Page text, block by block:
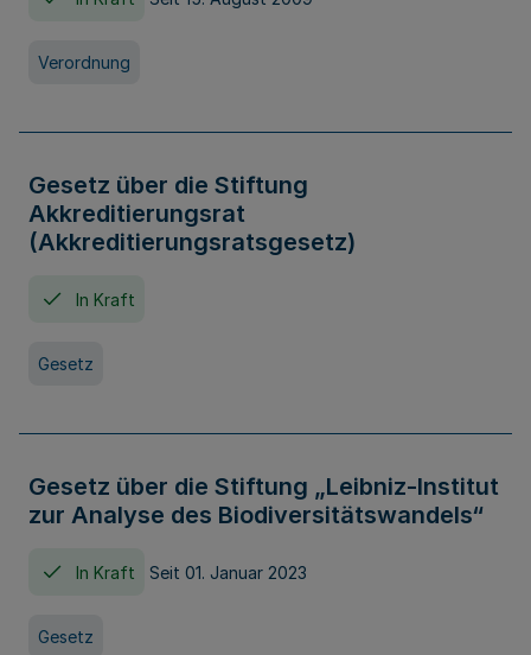
Verordnung
Gesetz über die Stiftung
Akkreditierungsrat
(Akkreditierungsratsgesetz)
In Kraft
Gesetz
Gesetz über die Stiftung „Leibniz-Institut
zur Analyse des Biodiversitätswandels“
In Kraft Seit 01. Januar 2023
Gesetz